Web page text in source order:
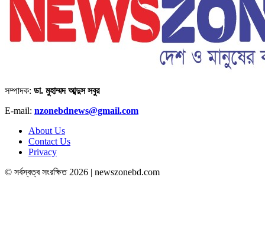
সম্পাদক: ডা. মুহাম্মদ আব্দুস সবুর
E-mail: nzonebdnews@gmail.com
About Us
Contact Us
Privacy
© সর্বস্বত্ব সংরক্ষিত 2026 | newszonebd.com